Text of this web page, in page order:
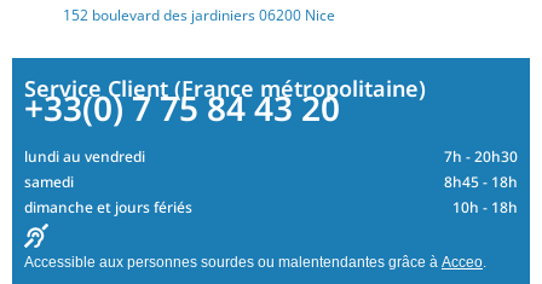
152 boulevard des jardiniers 06200 Nice
Service Client (France métropolitaine)
+33(0) 7 75 84 43 20
lundi au vendredi
7h - 20h30
samedi
8h45 - 18h
dimanche et jours fériés
10h - 18h
Accessible aux personnes sourdes ou malentendantes grâce à Acceo.